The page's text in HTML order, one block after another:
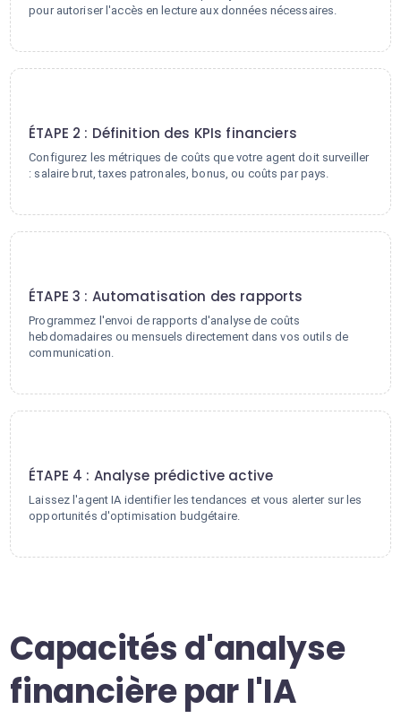
pour autoriser l'accès en lecture aux données nécessaires.
ÉTAPE 2 : Définition des KPIs financiers
Configurez les métriques de coûts que votre agent doit surveiller
: salaire brut, taxes patronales, bonus, ou coûts par pays.
ÉTAPE 3 : Automatisation des rapports
Programmez l'envoi de rapports d'analyse de coûts
hebdomadaires ou mensuels directement dans vos outils de
communication.
ÉTAPE 4 : Analyse prédictive active
Laissez l'agent IA identifier les tendances et vous alerter sur les
opportunités d'optimisation budgétaire.
Capacités d'analyse
financière par l'IA